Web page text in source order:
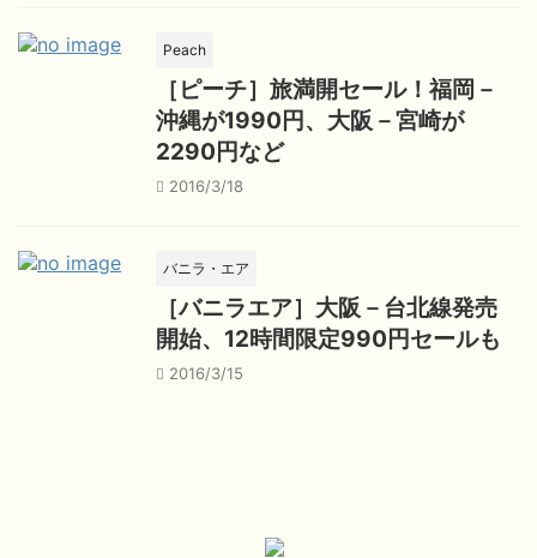
Peach
［ピーチ］旅満開セール！福岡－
沖縄が1990円、大阪－宮崎が
2290円など
2016/3/18
バニラ・エア
［バニラエア］大阪－台北線発売
開始、12時間限定990円セールも
2016/3/15